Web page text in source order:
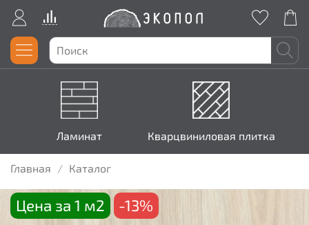
Ламинат Кварцвиниловая плитка
Главная Каталог
Цена за 1 м2 -13%